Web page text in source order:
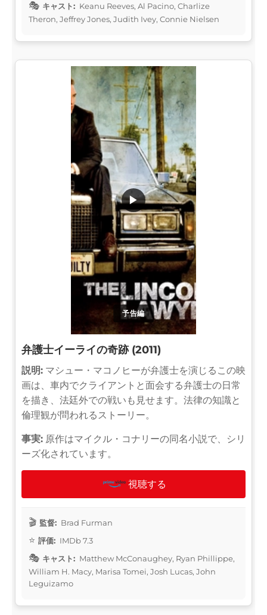
キャスト: Keanu Reeves, Al Pacino, Charlize
Theron, Jeffrey Jones, Judith Ivey, Connie Nielsen
予告編
▶
弁護士イーライの奇跡 (2011)
説明: マシュー・マコノヒーが弁護士を演じるこの映
画は、車内でクライアントと面会する弁護士の日常
を描き、法廷外での戦いも見せます。法律の知識と
倫理観が問われるストーリー。
事実: 原作はマイクル・コナリーの同名小説で、シリ
ーズ化されています。
視聴する
監督: Brad Furman
評価: IMDb 7.3
キャスト: Matthew McConaughey, Ryan Phillippe,
William H. Macy, Marisa Tomei, Josh Lucas, John
Leguizamo